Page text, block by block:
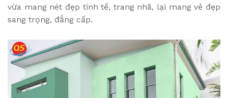
vừa mang nét đẹp tinh tế, trang nhã, lại mang vẻ đẹp
sang trọng, đẳng cấp.